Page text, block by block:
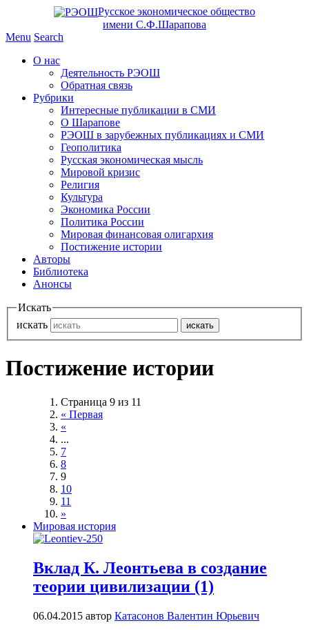
Русское экономическое общество
имени С.Ф.Шарапова
Menu Search
О нас
Деятельность РЭОШ
Обратная связь
Рубрики
Интересные публикации в СМИ
О Шарапове
РЭОШ в зарубежных публикациях и СМИ
Геополитика
Русская экономическая мысль
Мировой кризис
Религия
Культура
Экономика России
Политика России
Мировая финансовая олигархия
Постижение истории
Авторы
Библиотека
Анонсы
Искать
искать
искать
Постижение истории
Страница 9 из 11
« Первая
«
...
7
8
9
10
11
»
Мировая история
Вклад К. Леонтьева в создание
теории цивилизации (1)
06.04.2015 автор Катасонов Валентин Юрьевич